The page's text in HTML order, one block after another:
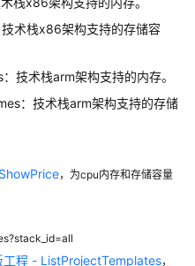
{
"4U8G"
],
术栈x86架构支持的存储容
技术栈arm架构支持的内存。
：技术栈arm架构支持的存储
，为cpu内存和存储容量
工程 - ListProjectTemplates，